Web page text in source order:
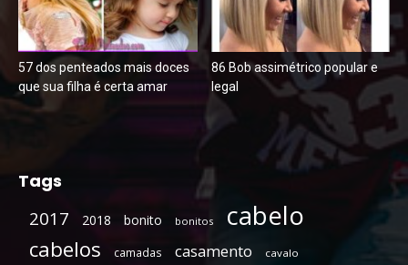
57 dos penteados mais doces
que sua filha é certa amar
86 Bob assimétrico popular e
legal
Tags
2017 2018 bonito bonitos cabelo
cabelos camadas casamento cavalo